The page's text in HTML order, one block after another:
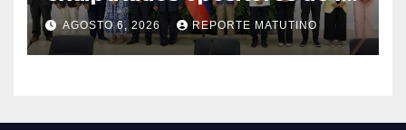
AN de 2015
AGOSTO 6, 2026 REPORTE MATUTINO